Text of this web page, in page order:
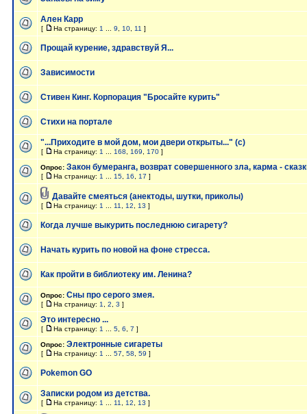
Ален Карр
[ На страницу: 1 9 10 11 ]
Прощай курение, здравствуй Я...
Зависимости
Стивен Кинг. Корпорация "Бросайте курить"
Стихи на портале
"...Приходите в мой дом, мои двери открыты..." (с)
[ На страницу: 1 168 169 170 ]
Опрос: Закон бумеранга, возврат совершенного зла, карма -
[ На страницу: 1 15 16 17 ]
Давайте смеяться (анектоды, шутки, приколы)
[ На страницу: 1 11 12 13 ]
Когда лучше выкурить последнюю сигарету?
Начать курить по новой на фоне стресса.
Как пройти в библиотеку им. Ленина?
Опрос: Сны про серого змея.
[ На страницу: 1 2 3 ]
Это интересно ...
[ На страницу: 1 5 6 7 ]
Опрос: Электронные сигареты
[ На страницу: 1 57 58 59 ]
Pokemon GO
Записки родом из детства.
[ На страницу: 1 11 12 13 ]